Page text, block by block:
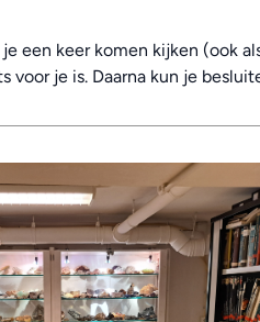
een keer komen kijken (ook
voor je is. Daarna kun je